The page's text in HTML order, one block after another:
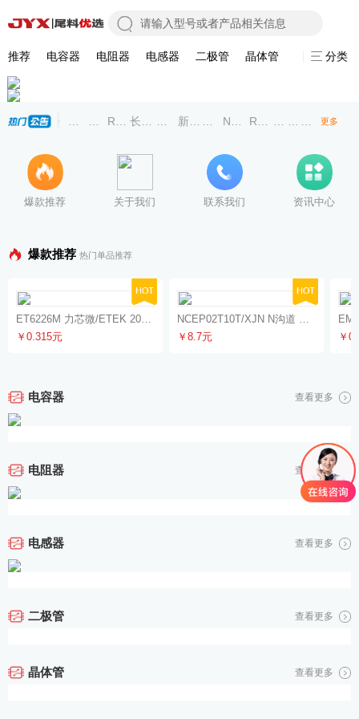
推荐 电容器 电阻器 电感器 二极管 晶体管 集成电路
分类
风华高科RS-03K7152FT厚膜贴片电阻规格参数/现货特价
中科芯CKS32F030R8T6 高性能32位MCU中文资料/
RC0402FR-07510RL国巨贴片电阻0402-1%-
长晶科技2SD1664通用型NPN三极管SOT89-
特价CBW321609U101T_FH(风华高科)
新洁能 NCEP02T10T TO-247 N沟
风华高科RS-05K3303FT贴片
NCE65TF099_新洁能（
RS-03K151JT贴片
特价二极管：
新洁能荣获
风华高科
更多
爆款推荐 关于我们 联系我们 资讯中心
爆款推荐 热门单品推荐
ET6226M 力芯微/ETEK 2022批次 LED显示驱动
￥0.315元
￥8.7元
￥
电容器 查看更多
电阻器 查看更多
电感器 查看更多
二极管 查看更多
晶体管 查看更多